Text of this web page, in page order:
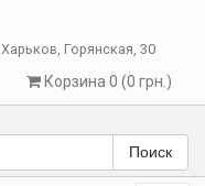
Харьков, Горянская, 30
Корзина 0 (0 грн.)
Поиск